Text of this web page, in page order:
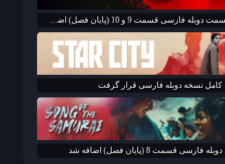
فصل 1 قسمت دوبله فارسی قسمت 9 و 10 (پایان فصل) اضافه شد
نسخه دوبله فارسی قرار گرفت
قسمت 8 (پایان فصل) اضافه شد